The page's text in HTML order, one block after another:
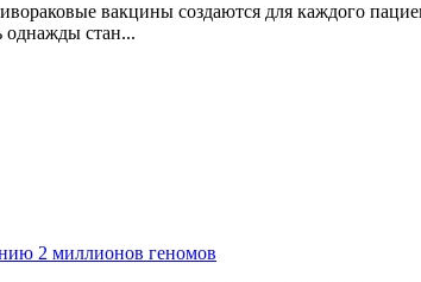
вакцины создаются для каждого
однажды стан...
2 миллионов геномов